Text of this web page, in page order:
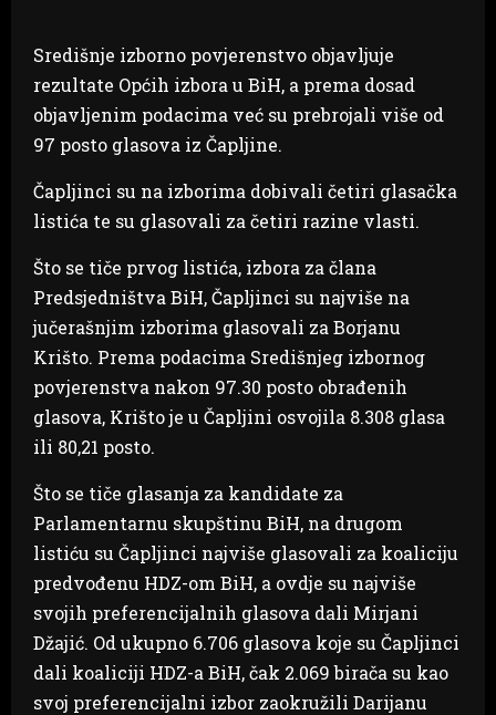
Središnje izborno povjerenstvo objavljuje
rezultate Općih izbora u BiH, a prema dosad
objavljenim podacima već su prebrojali više od
97 posto glasova iz Čapljine.
Čapljinci su na izborima dobivali četiri glasačka
listića te su glasovali za četiri razine vlasti.
Što se tiče prvog listića, izbora za člana
Predsjedništva BiH, Čapljinci su najviše na
jučerašnjim izborima glasovali za Borjanu
Krišto. Prema podacima Središnjeg izbornog
povjerenstva nakon 97.30 posto obrađenih
glasova, Krišto je u Čapljini osvojila 8.308 glasa
ili 80,21 posto.
Što se tiče glasanja za kandidate za
Parlamentarnu skupštinu BiH, na drugom
listiću su Čapljinci najviše glasovali za koaliciju
predvođenu HDZ-om BiH, a ovdje su najviše
svojih preferencijalnih glasova dali Mirjani
Džajić. Od ukupno 6.706 glasova koje su Čapljinci
dali koaliciji HDZ-a BiH, čak 2.069 birača su kao
svoj preferencijalni izbor zaokružili Darijanu